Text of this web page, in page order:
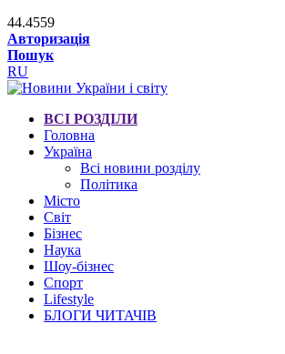
44.4559
Авторизація
Пошук
RU
ВСІ РОЗДІЛИ
Головна
Україна
Всі новини розділу
Політика
Місто
Світ
Бізнес
Наука
Шоу-бізнес
Спорт
Lifestyle
БЛОГИ ЧИТАЧІВ